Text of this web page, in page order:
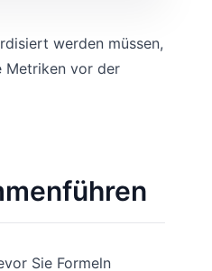
werden müssen,
Metriken vor der
Sie Formeln